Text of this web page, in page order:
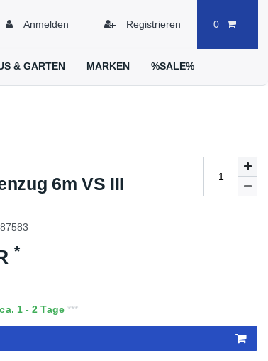
Anmelden Registrieren 0
& GARTEN MARKEN %SALE%
6m VS III
*
1 - 2 Tage